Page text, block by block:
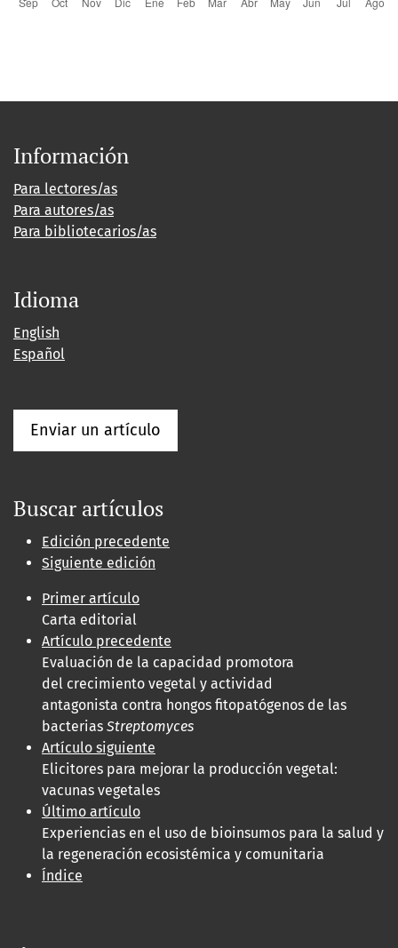
Información
Para lectores/as
Para autores/as
Para bibliotecarios/as
Idioma
English
Español
Enviar un artículo
Buscar artículos
Edición precedente
Siguiente edición
Primer artículo
Carta editorial
Artículo precedente
Evaluación de la capacidad promotora
del crecimiento vegetal y actividad
antagonista contra hongos fitopatógenos de las
bacterias Streptomyces
Artículo siguiente
Elicitores para mejorar la producción vegetal:
vacunas vegetales
Último artículo
Experiencias en el uso de bioinsumos para la salud y
la regeneración ecosistémica y comunitaria
Índice